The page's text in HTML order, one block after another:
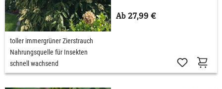
Ab 27,99 €
toller immergrüner Zierstrauch
Nahrungsquelle für Insekten
schnell wachsend